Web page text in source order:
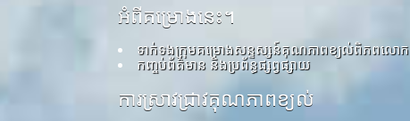
អំពីគម្រោងនេះ។
ទាក់ទងក្រុមគម្រោងសន្ទស្សន៍គុណភាពខ្យល់ពិភពលោក
កញ្ចប់ព័ត៌មាន និងប្រព័ន្ធផ្សព្វផ្សាយ
ការស្រាវជ្រាវគុណភាពខ្យល់